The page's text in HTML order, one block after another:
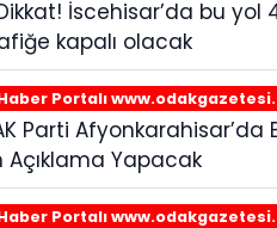
kapalı olacak
Portalı
Açıklama Yapacak
Portalı